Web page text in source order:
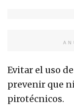
Evitar el uso
prevenir que
pirotécnicos.